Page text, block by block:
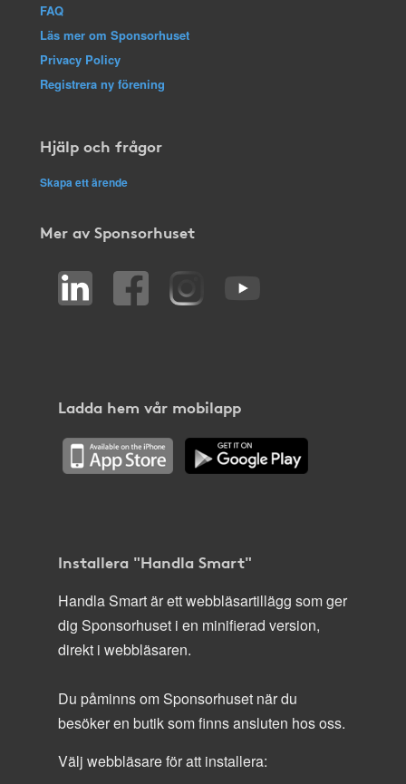
FAQ
Läs mer om Sponsorhuset
Privacy Policy
Registrera ny förening
Hjälp och frågor
Skapa ett ärende
Mer av Sponsorhuset
Ladda hem vår mobilapp
Installera "Handla Smart"
Handla Smart är ett webbläsartillägg som ger
dig Sponsorhuset i en minifierad version,
direkt i webbläsaren.
Du påminns om Sponsorhuset när du
besöker en butik som finns ansluten hos oss.
Välj webbläsare för att installera: